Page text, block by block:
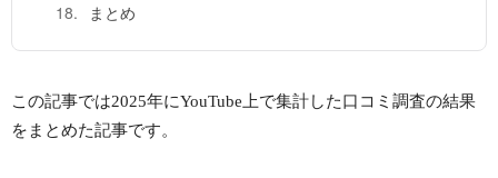
まとめ
この記事では2025年にYouTube上で集計した口コミ調査の結果
をまとめた記事です。